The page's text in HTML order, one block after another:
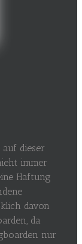
auf dieser
immer
Haftung
davon
da
nur